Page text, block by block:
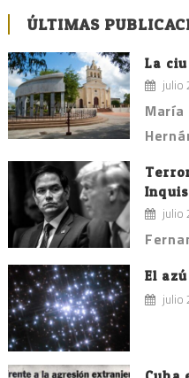
de
entradas
ÚLTIMAS
La
julio
María
julio
El
julio